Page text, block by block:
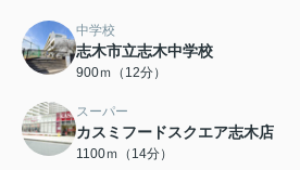
中学校
志木市立志木中学校
900ｍ（12分）
スーパー
カスミフードスクエア志木店
1100ｍ（14分）